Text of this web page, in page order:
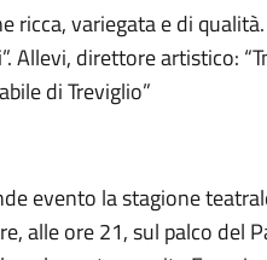
ricca, variegata e di
Allevi, direttore artistico:
di Treviglio”
evento la stagione
alle ore 21, sul palco del